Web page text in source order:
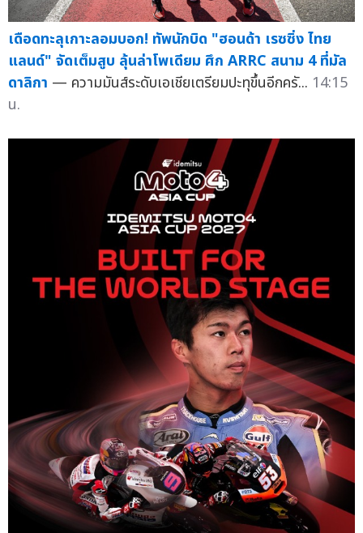
เดือดทะลุเกาะลอมบอก! ทัพนักบิด "ฮอนด้า เรซซิ่ง ไทย
แลนด์" จัดเต็มสูบ ลุ้นล่าโพเดียม ศึก ARRC สนาม 4 ที่มัล
ดาลิกา — ความมันส์ระดับเอเชียเตรียมปะทุขึ้นอีกครั... 14:15
น.